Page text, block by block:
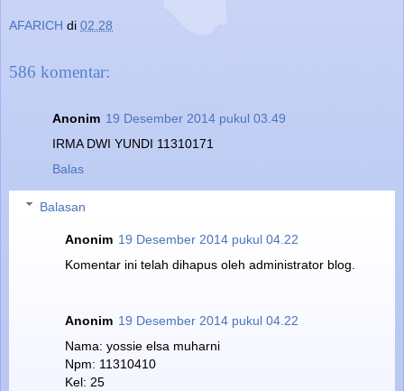
AFARICH di 02.28
586 komentar:
Anonim 19 Desember 2014 pukul 03.49
IRMA DWI YUNDI 11310171
Balas
Balasan
Anonim 19 Desember 2014 pukul 04.22
Komentar ini telah dihapus oleh administrator blog.
Anonim 19 Desember 2014 pukul 04.22
Nama: yossie elsa muharni
Npm: 11310410
Kel: 25